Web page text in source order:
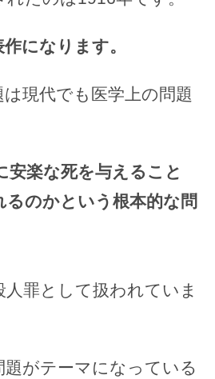
になります。
は現代でも医学上の問題
安楽な死を与えること
るのかという根本的な問
人罪として扱われていま
題がテーマになっている